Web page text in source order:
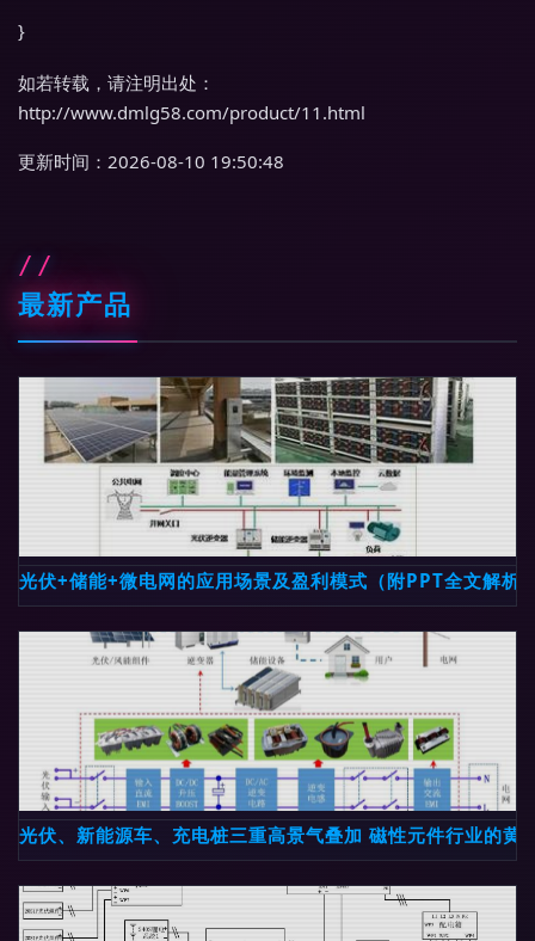
}
如若转载，请注明出处：
http://www.dmlg58.com/product/11.html
更新时间：2026-08-10 19:50:48
最新产品
光伏+储能+微电网的应用场景及盈利模式（附PPT全文解析
光伏、新能源车、充电桩三重高景气叠加 磁性元件行业的黄